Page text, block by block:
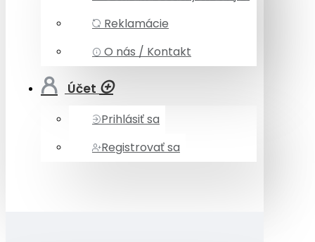
Reklamácie
O nás / Kontakt
Účet
Prihlásiť sa
Registrovať sa